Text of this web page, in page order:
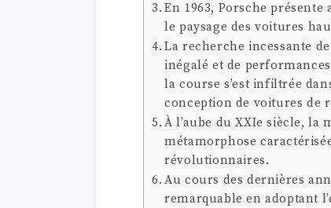
En 1963, Porsche
le paysage des voitures
La recherche incessante
inégalé et de
la course s’est infiltrée
conception de voitures de
À l’aube du XXIe siècle, la
métamorphose
révolutionnaires.
Au cours des dernières
remarquable en adoptant